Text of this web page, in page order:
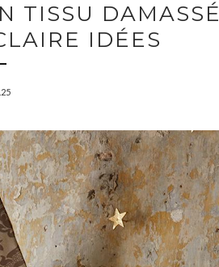
TISSU DAMASSÉ
IDÉES